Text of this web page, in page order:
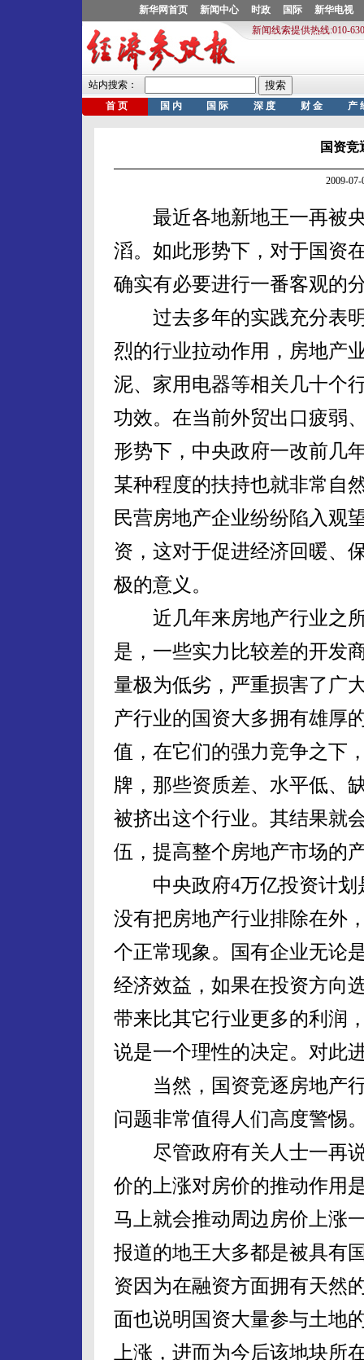
国资竞
2009-
最近各地新地王一再被央
滔。如此形势下，对于国资
确实有必要进行一番客观的
过去多年的实践充分表明
烈的行业拉动作用，房地产
泥、家用电器等相关几十个
功效。在当前外贸出口疲弱
形势下，中央政府一改前几
某种程度的扶持也就非常自
民营房地产企业纷纷陷入观
资，这对于促进经济回暖、
极的意义。
近几年来房地产行业之所
是，一些实力比较差的开发
量极为低劣，严重损害了广
产行业的国资大多拥有雄厚
值，在它们的强力竞争之下
牌，那些资质差、水平低、
被挤出这个行业。其结果就
伍，提高整个房地产市场的
中央政府4万亿投资计划
没有把房地产行业排除在外
个正常现象。国有企业无论
经济效益，如果在投资方向
带来比其它行业更多的利润
说是一个理性的决定。对此
当然，国资竞逐房地产行
问题非常值得人们高度警惕
尽管政府有关人士一再说
价的上涨对房价的推动作用
马上就会推动周边房价上涨
报道的地王大多都是被具有
资因为在融资方面拥有天然
面也说明国资大量参与土地
上涨，进而为今后该地块所